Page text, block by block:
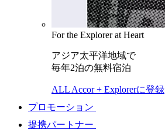
For the Explorer at Heart
アジア太平洋地域で
毎年2泊の無料宿泊
ALL Accor + Explorerに登録
プロモーション
提携パートナー